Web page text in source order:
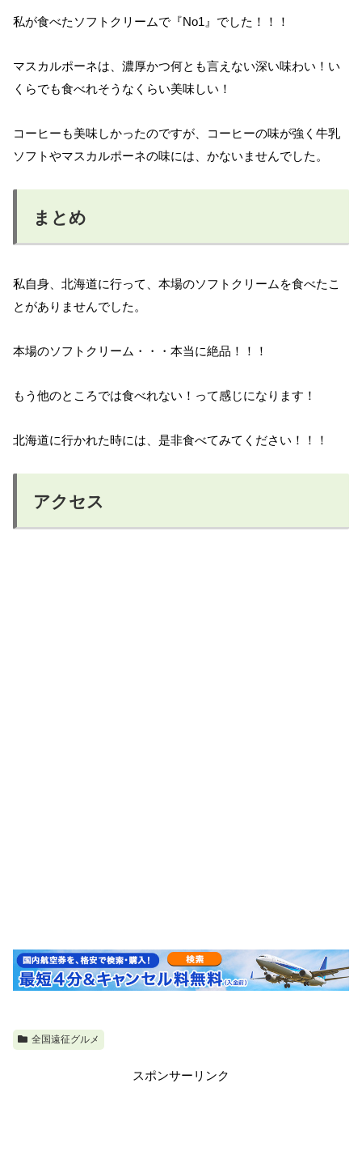
私が食べたソフトクリームで『No1』でした！！！
マスカルポーネは、濃厚かつ何とも言えない深い味わい！い
くらでも食べれそうなくらい美味しい！
コーヒーも美味しかったのですが、コーヒーの味が強く牛乳
ソフトやマスカルポーネの味には、かないませんでした。
まとめ
私自身、北海道に行って、本場のソフトクリームを食べたこ
とがありませんでした。
本場のソフトクリーム・・・本当に絶品！！！
もう他のところでは食べれない！って感じになります！
北海道に行かれた時には、是非食べてみてください！！！
アクセス
全国遠征グルメ
スポンサーリンク